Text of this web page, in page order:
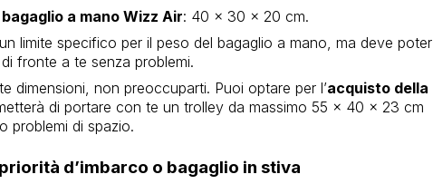
a mano Wizz Air: 40 x 30 x 20 cm.
limite specifico per il peso del bagaglio a mano, ma deve poter
fronte a te senza problemi.
dimensioni, non preoccuparti. Puoi optare per l’acquisto della
di portare con te un trolley da massimo 55 x 40 x 23 cm
problemi di spazio.
d’imbarco o bagaglio in stiva